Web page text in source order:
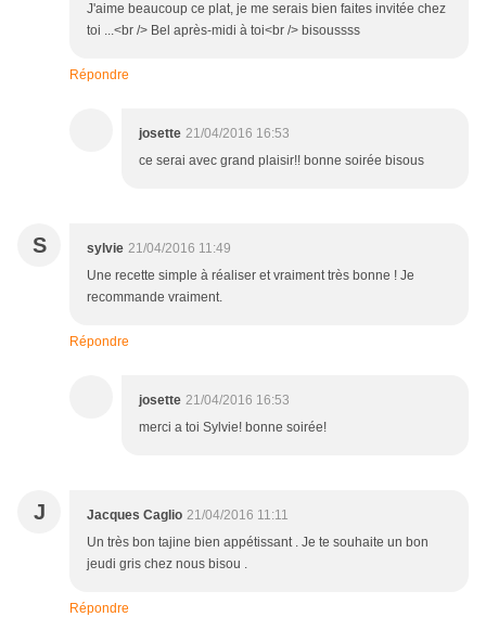
J'aime beaucoup ce plat, je me serais bien faites invitée chez
toi ...<br /> Bel après-midi à toi<br /> bisoussss
Répondre
josette 21/04/2016 16:53
ce serai avec grand plaisir!! bonne soirée bisous
S sylvie 21/04/2016 11:49
Une recette simple à réaliser et vraiment très bonne ! Je
recommande vraiment.
Répondre
josette 21/04/2016 16:53
merci a toi Sylvie! bonne soirée!
J Jacques Caglio 21/04/2016 11:11
Un très bon tajine bien appétissant . Je te souhaite un bon
jeudi gris chez nous bisou .
Répondre